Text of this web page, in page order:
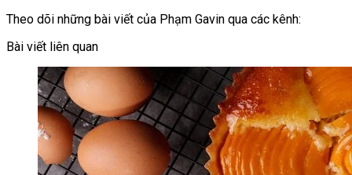
Theo dõi những bài viết của Phạm Gavin qua các kênh:
Bài viết liên quan